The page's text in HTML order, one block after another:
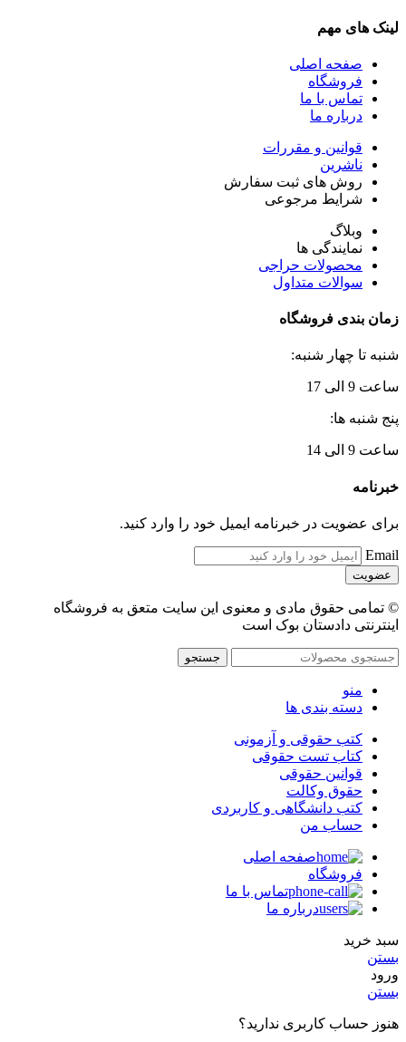
لینک های مهم
صفحه اصلی
فروشگاه
تماس با ما
درباره ما
قوانین و مقررات
ناشرین
روش های ثبت سفارش
شرایط مرجوعی
وبلاگ
نمایندگی ها
محصولات حراجی
سوالات متداول
زمان بندی فروشگاه
شنبه تا چهار شنبه:
ساعت 9 الی 17
پنج شنبه ها:
ساعت 9 الی 14
خبرنامه
برای عضویت در خبرنامه ایمیل خود را وارد کنید.
Email
© تمامی حقوق مادی و معنوی این سایت متعق به فروشگاه
اینترنتی دادستان بوک است
جستجو
منو
دسته بندی ها
کتب حقوقی و آزمونی
کتاب تست حقوقی
قوانین حقوقی
حقوق وکالت
کتب دانشگاهی و کاربردی
حساب من
صفحه اصلی
فروشگاه
تماس با ما
درباره ما
سبد خرید
بستن
ورود
بستن
هنوز حساب کاربری ندارید؟